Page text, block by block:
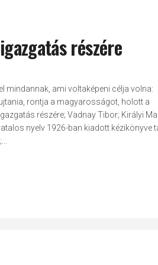
részére
mindannak, ami voltaképeni célja volna:
rontja a magyarosságot, holott a
részére; Vadnay Tibor; Királyi
nyelv 1926-ban kiadott kézikönyve